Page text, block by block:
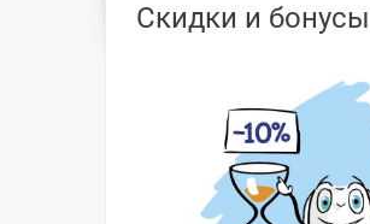
Скидки и бонусы